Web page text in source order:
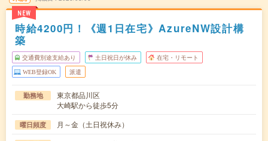
NEW
時給4200円！《週1日在宅》AzureNW設計構
築
交通費別途支給あり 土日祝日が休み 在宅・リモート
WEB登録OK 派遣
勤務地
東京都品川区
大崎駅から徒歩5分
曜日頻度 月～金（土日祝休み）